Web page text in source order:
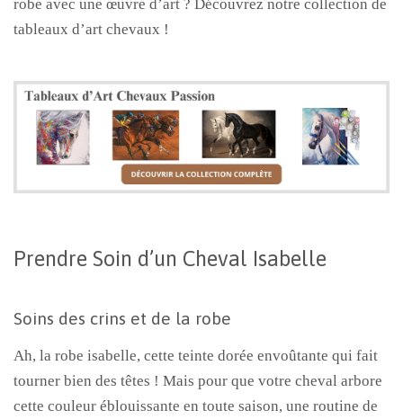
robe avec une œuvre d’art ? Découvrez notre collection de
tableaux d’art chevaux !
Prendre Soin d’un Cheval Isabelle
Soins des crins et de la robe
Ah, la robe isabelle, cette teinte dorée envoûtante qui fait
tourner bien des têtes ! Mais pour que votre cheval arbore
cette couleur éblouissante en toute saison, une routine de